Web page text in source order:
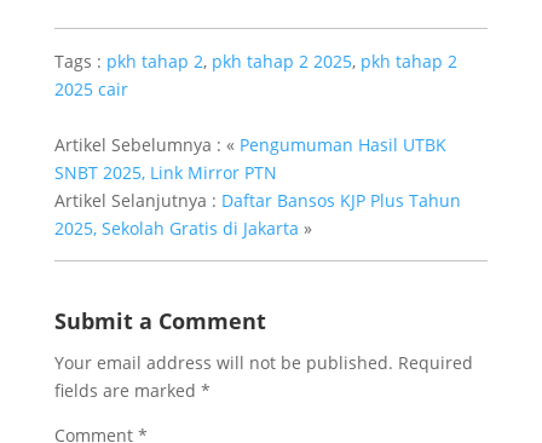
Tags : pkh tahap 2, pkh tahap 2 2025, pkh tahap 2
2025 cair
Artikel Sebelumnya : « Pengumuman Hasil UTBK
SNBT 2025, Link Mirror PTN
Artikel Selanjutnya : Daftar Bansos KJP Plus Tahun
2025, Sekolah Gratis di Jakarta »
Submit a Comment
Your email address will not be published. Required
fields are marked *
Comment *